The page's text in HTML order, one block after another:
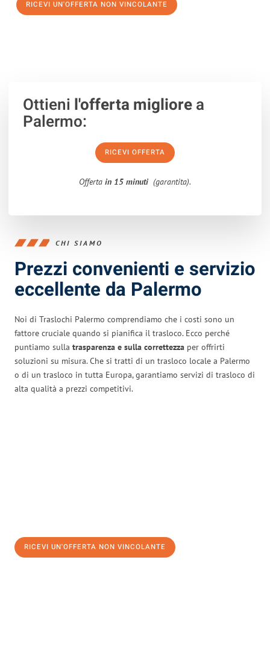
RICEVI UN'OFFERTA NON VINCOLANTE
Ottieni l'offerta migliorea
Palermo:
RICEVI OFFERTA
Offerta in 15 minuti (garantita).
CHI SIAMO
Prezzi convenienti e servizio
eccellente da Palermo
Noi di Traslochi Palermo comprendiamo che i costi sono un
fattore cruciale quando si pianifica il trasloco. Ecco perché
puntiamo sulla trasparenza e sulla correttezza per offrirti
soluzioni su misura. Che si tratti di un trasloco locale a Palermo
o di un trasloco in tutta Europa, garantiamo servizi di trasloco di
alta qualità a prezzi competitivi.
RICEVI UN'OFFERTA NON VINCOLANTE